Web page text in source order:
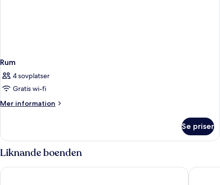
Rum
4 sovplatser
Gratis wi-fi
Mer information
Mer
Se priser
Liknande boenden
Sir Victor Hotel, part of Sircle Collection